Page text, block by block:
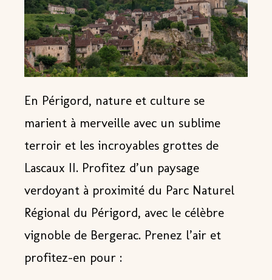
En Périgord, nature et culture se
marient à merveille avec un sublime
terroir et les incroyables grottes de
Lascaux II. Profitez d’un paysage
verdoyant à proximité du Parc Naturel
Régional du Périgord, avec le célèbre
vignoble de Bergerac. Prenez l’air et
profitez-en pour :